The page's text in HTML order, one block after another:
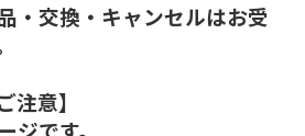
・交換・キャンセルはお受
注意】
です。